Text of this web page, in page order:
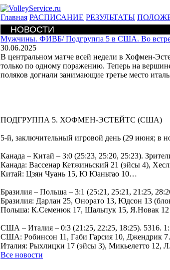
Главная РАСПИСАНИЕ РЕЗУЛЬТАТЫ
НОВОСТИ
Мужчины. ФИВБ/Подгруппа 5 в США. Во
30.06.2025
В центральном матче всей недели в Хофмен-
только по одному поражению. Теперь на
поляков догнали занимающие третье место
ПОДГРУППА 5. ХОФМЕН-ЭСТЕЙТС (США)
5-й, заключительный игровой день (29 июня; в
Канада – Китай – 3:0 (25:23, 25:20, 25:23).
Канада: Вассенар Кетжиньский 21 (эйсы 4),
Китай: Цзян Чуань 15, Ю Юаньтао 10…
Бразилия – Польша – 3:1 (25:21, 25:21, 21:25,
Бразилия: Дарлан 25, Онорато 13, Юдсон 13
Польша: К.Семенюк 17, Шальпук 15, Я.Новак
США – Италия – 0:3 (21:25, 22:25, 18:25). 5316.
США: Робинсон 11, Габи Гарсия 10, Джендрик
Италия: Рыхлицки 17 (эйсы 3), Микьелетто 12,
Все новости